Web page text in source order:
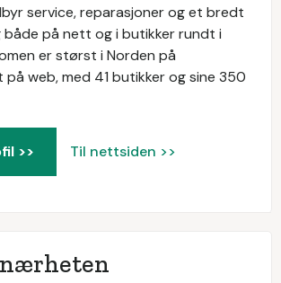
service, reparasjoner og et bredt
på nett og i butikker rundt i
er størst i Norden på
web, med 41 butikker og sine 350
>> Til nettsiden >>